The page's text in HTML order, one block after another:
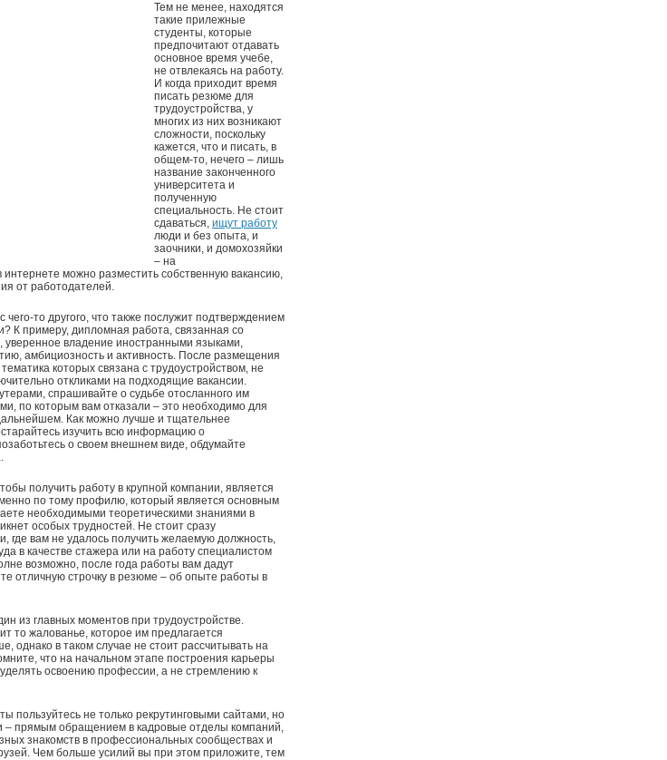
Тем не менее, находятся
такие прилежные
студенты, которые
предпочитают отдавать
основное время учебе,
не отвлекаясь на работу.
И когда приходит время
писать резюме для
трудоустройства, у
многих из них возникают
сложности, поскольку
кажется, что и писать, в
общем-то, нечего – лишь
название законченного
университета и
полученную
специальность. Не стоит
сдаваться, ищут работу
люди и без опыта, и
заочники, и домохозяйки
– на
можно разместить собственную вакансию,
от работодателей.
чего-то другого, что также послужит подтверждением
К примеру, дипломная работа, связанная со
владение иностранными языками,
амбициозность и активность. После размещения
которых связана с трудоустройством, не
откликами на подходящие вакансии.
спрашивайте о судьбе отосланного им
по которым вам отказали – это необходимо для
Как можно лучше и тщательнее
изучить всю информацию о
о своем внешнем виде, обдумайте
получить работу в крупной компании, является
по тому профилю, который является основным
необходимыми теоретическими знаниями в
особых трудностей. Не стоит сразу
где вам не удалось получить желаемую должность,
в качестве стажера или на работу специалистом
возможно, после года работы вам дадут
отличную строчку в резюме – об опыте работы в
из главных моментов при трудоустройстве.
то жалованье, которое им предлагается
однако в таком случае не стоит рассчитывать на
что на начальном этапе построения карьеры
освоению профессии, а не стремлению к
пользуйтесь не только рекрутинговыми сайтами, но
– прямым обращением в кадровые отделы компаний,
знакомств в профессиональных сообществах и
Чем больше усилий вы при этом приложите, тем